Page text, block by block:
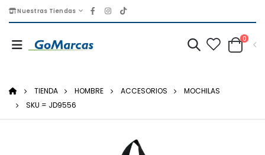
Nuestras Tiendas
0
TIENDA HOMBRE ACCESORIOS
MOCHILAS
SKU = JD9556